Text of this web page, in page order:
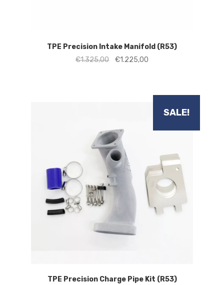
TPE Precision Intake Manifold (R53)
€1.325,00
Oorspronkelijke
€1.225,00Huidige
TPE Precision Charge Pipe Kit (R53)
SALE!